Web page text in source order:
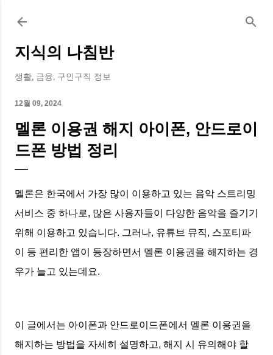
지식의 나침반
생활, 금융, 구인구직 정보
12월 09, 2024
멜론 이용권 해지 아이폰, 안드로이
드폰 방법 정리
멜론은 한국에서 가장 많이 이용하고 있는 음악 스트리밍
서비스 중 하나로, 많은 사용자들이 다양한 음악을 즐기기
위해 이용하고 있습니다. 그러나, 유튜브 뮤직, 스포티파
이 등 편리한 앱이 등장하면서 멜론 이용권을 해지하는 경
우가 늘고 있는데요.
이 글에서는 아이폰과 안드로이드폰에서 멜론 이용권을
해지하는 방법을 자세히 설명하고, 해지 시 유의해야 할